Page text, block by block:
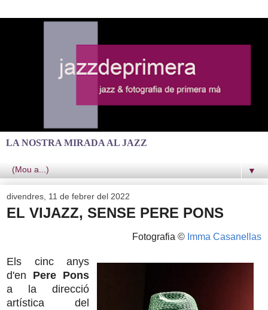
LA NOSTRA MIRADA AL JAZZ
▼
divendres, 11 de febrer del 2022
EL VIJAZZ, SENSE PERE PONS
Fotografia © Imma Casanellas
Els cinc anys
d'en Pere Pons
a la direcció
artística del